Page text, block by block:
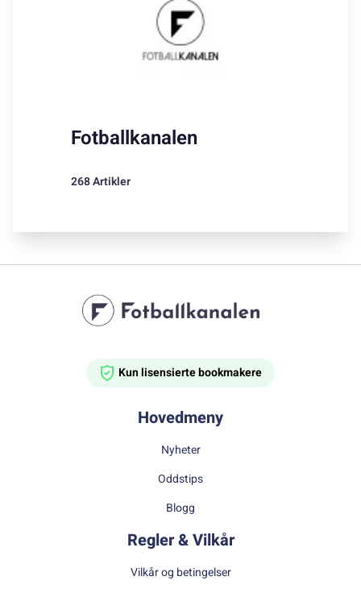
Fotballkanalen
268 Artikler
Kun lisensierte bookmakere
Hovedmeny
Nyheter
Oddstips
Blogg
Regler & Vilkår
Vilkår og betingelser